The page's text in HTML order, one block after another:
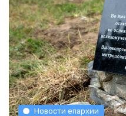
Новости епархии